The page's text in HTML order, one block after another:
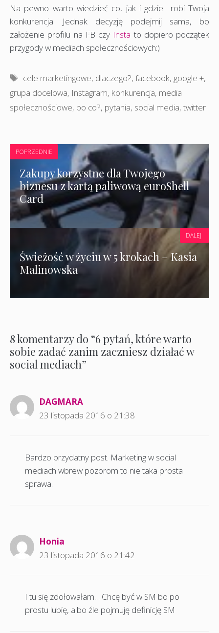
Na pewno warto wiedzieć co, jak i gdzie robi Twoja
konkurencja. Jednak decyzję podejmij sama, bo
założenie profilu na FB czy Instato dopiero początek
przygody w mediach społecznościowych:)
Tagi
cele marketingowe, dlaczego?,facebook, google +,
grupa docelowa, Instagram, konkurencja, media
społecznościowe, po co?, pytania, social media,twitter
POPRZEDNIE
Zakupy korzystne dla Twojego
biznesu z kartą paliwową euroShell
Card
Świeżość w życiu w 5 krokach – Kasia
Malinowska
DALEJ
8 komentarzy do “6 pytań, które warto
sobie zadać zanim zaczniesz działać w
social mediach”
DAGMARA
23 listopada 2016 o 21:38
Bardzo przydatny post. Marketing w social
mediach wbrew pozorom to nie taka prosta
sprawa.
Honia
23 listopada 2016 o 21:42
I tu się zdołowałam… Chcę być w SM bo po
prostu lubię, albo źle pojmuję definicję SM